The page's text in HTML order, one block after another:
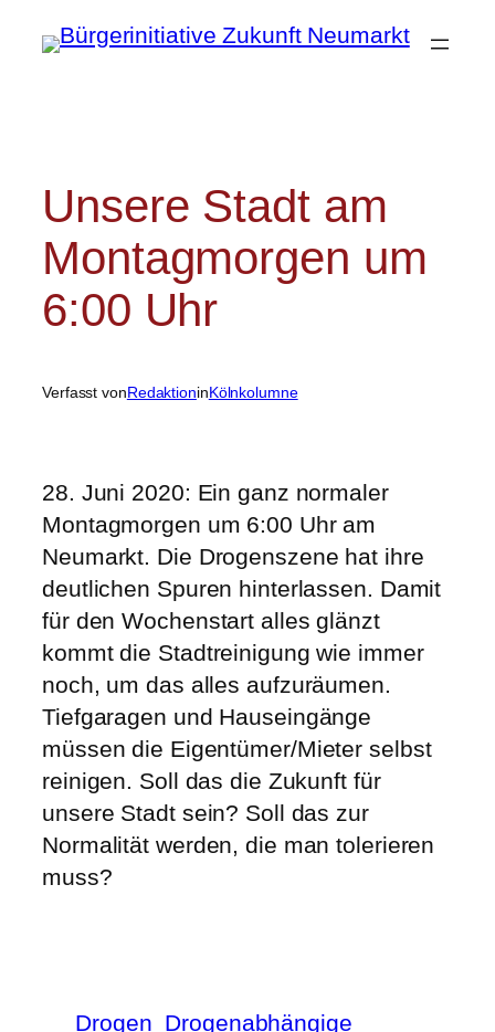
Inhalt
Unsere Stadt am
Montagmorgen um
6:00 Uhr
Verfasst vonRedaktioninKölnkolumne
28. Juni 2020: Ein ganz normaler
Montagmorgen um 6:00 Uhr am
Neumarkt. Die Drogenszene hat ihre
deutlichen Spuren hinterlassen. Damit
für den Wochenstart alles glänzt
kommt die Stadtreinigung wie immer
noch, um das alles aufzuräumen.
Tiefgaragen und Hauseingänge
müssen die Eigentümer/Mieter selbst
reinigen. Soll das die Zukunft für
unsere Stadt sein? Soll das zur
Normalität werden, die man tolerieren
muss?
Drogen Drogenabhängige